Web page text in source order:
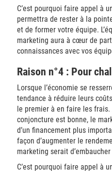
C’est pourquoi faire appel à
permettra de rester à la
et de former votre équipe.
marketing aura à cœur de
connaissances avec vos
Raison n°4 : Pour
Lorsque l’économie se
tendance à réduire leurs
le premier à en faire les frais.
conjoncture est bonne, le
d’un financement plus
façon d’augmenter le
marketing serait
C’est pourquoi faire appel à